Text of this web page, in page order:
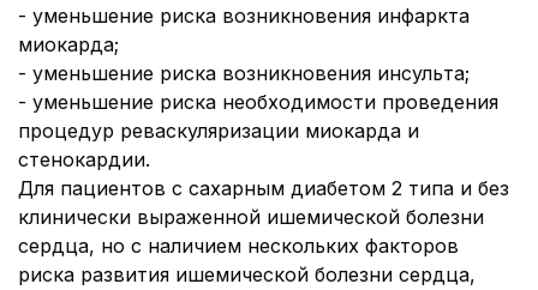
- уменьшение риска возникновения инфаркта
миокарда;
- уменьшение риска возникновения инсульта;
- уменьшение риска необходимости проведения
процедур реваскуляризации миокарда и
стенокардии.
Для пациентов с сахарным диабетом 2 типа и без
клинически выраженной ишемической болезни
сердца, но с наличием нескольких факторов
риска развития ишемической болезни сердца,